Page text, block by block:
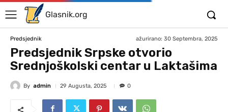
Glasnik.org
Predsjednik ažurirano: 30 Septembra, 2025
Predsjednik Srpske otvorio
Srednjoškolski centar u Laktašima
By admin 29 Augusta, 2025 0